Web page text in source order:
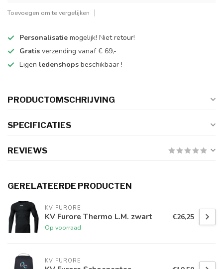
Toevoegen om te vergelijken
Personalisatie mogelijk! Niet retour!
Gratis verzending vanaf € 69,-
Eigen ledenshops beschikbaar !
PRODUCTOMSCHRIJVING
SPECIFICATIES
REVIEWS
GERELATEERDE PRODUCTEN
KV FURORE
KV Furore Thermo L.M. zwart
Op voorraad
€26,25
KV FURORE